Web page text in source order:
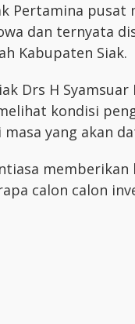
Pertamina pusat
dan ternyata
Kabupaten Siak.
Drs H
kondisi
yang akan
calon calon